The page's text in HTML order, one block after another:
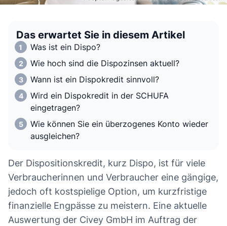
Das erwartet Sie in diesem Artikel
Was ist ein Dispo?
Wie hoch sind die Dispozinsen aktuell?
Wann ist ein Dispokredit sinnvoll?
Wird ein Dispokredit in der SCHUFA
eingetragen?
Wie können Sie ein überzogenes Konto wieder
ausgleichen?
Der Dispositionskredit, kurz Dispo, ist für viele
Verbraucherinnen und Verbraucher eine gängige,
jedoch oft kostspielige Option, um kurzfristige
finanzielle Engpässe zu meistern. Eine aktuelle
Auswertung der Civey GmbH im Auftrag der